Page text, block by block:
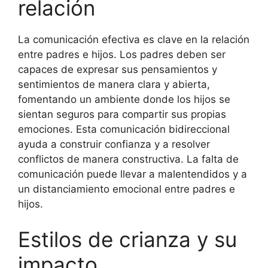
relación
La comunicación efectiva es clave en la relación
entre padres e hijos. Los padres deben ser
capaces de expresar sus pensamientos y
sentimientos de manera clara y abierta,
fomentando un ambiente donde los hijos se
sientan seguros para compartir sus propias
emociones. Esta comunicación bidireccional
ayuda a construir confianza y a resolver
conflictos de manera constructiva. La falta de
comunicación puede llevar a malentendidos y a
un distanciamiento emocional entre padres e
hijos.
Estilos de crianza y su